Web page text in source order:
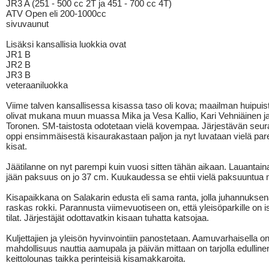
JR3 A (251 - 500 cc 2T ja 451 - 700 cc 4T)
ATV Open eli 200-1000cc
sivuvaunut
Lisäksi kansallisia luokkia ovat
JR1 B
JR2 B
JR3 B
veteraaniluokka
Viime talven kansallisessa kisassa taso oli kova; maailman
olivat mukana muun muassa Mika ja Vesa Kallio, Kari Vehniäinen
Toronen. SM-taistosta odotetaan vielä kovempaa. Järjestävän
oppi ensimmäisestä kisaurakastaan paljon ja nyt luvataan vielä
kisat.
Jäätilanne on nyt parempi kuin vuosi sitten tähän aikaan.
jään paksuus on jo 37 cm. Kuukaudessa se ehtii vielä paksuuntua
Kisapaikkana on Salakarin edusta eli sama ranta, jolla
raskas rokki. Parannusta viimevuotiseen on, että yleisöparkille on
tilat. Järjestäjät odottavatkin kisaan tuhatta katsojaa.
Kuljettajien ja yleisön hyvinvointiin panostetaan. Aamuvarhaisella on
mahdollisuus nauttia aamupala ja päivän mittaan on tarjolla
keittolounas taikka perinteisiä kisamakkaroita.